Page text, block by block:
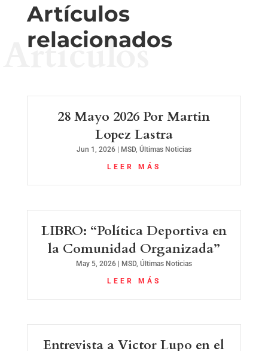
Artículos
relacionados
Artículos
28 Mayo 2026 Por Martin
Lopez Lastra
Jun 1, 2026| MSD, Últimas Noticias
LEER MÁS
LIBRO: “Política Deportiva en
la Comunidad Organizada”
May 5, 2026| MSD, Últimas Noticias
LEER MÁS
Entrevista a Victor Lupo en el